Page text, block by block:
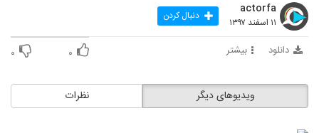
actorfa
۱۱ اسفند ۱۳۹۷ دنبال کردن
دانلود بیشتر ۰ ۰
نظرات ویدیوهای دیگر